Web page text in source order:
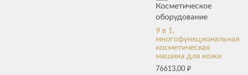
Косметическое
оборудование
9 в 1,
многофункциональная
косметическая
машина для кожи
76613,00 ₽